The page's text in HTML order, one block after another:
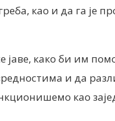
као и да га је
како би им
и да
као